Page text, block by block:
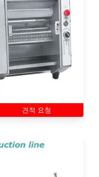
견적 요청